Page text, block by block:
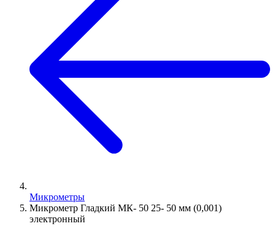
Микрометры
Микрометр Гладкий МК- 50 25- 50 мм (0,001)
электронный